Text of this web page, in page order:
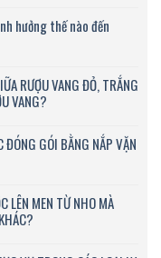
hưởng thế nào đến
RƯỢU VANG ĐỎ, TRẮNG
VANG?
ĐÓNG GÓI BẰNG NẮP VẶN
LÊN MEN TỪ NHO MÀ